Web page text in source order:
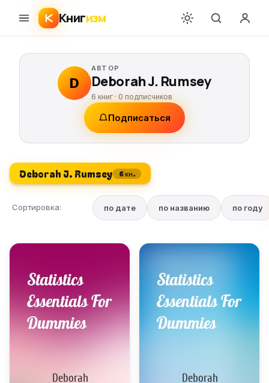
Книгизм
D
АВТОР
Deborah J. Rumsey
6 книг · 0 подписчиков
Подписаться
Deborah J. Rumsey 6 кн.
Сортировка: по дате по названию по году